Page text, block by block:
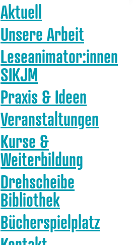
Aktuell
Unsere Arbeit
Leseanimator:innen
SIKJM
Praxis & Ideen
Veranstaltungen
Kurse &
Weiterbildung
Drehscheibe
Bibliothek
Bücherspielplatz